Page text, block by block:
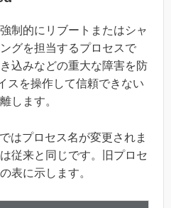
制的にリブートまたはシャ
グを担当するプロセスで
込みなどの重大な障害を防
スを操作して信頼できない
します。
はプロセス名が変更されま
従来と同じです。旧プロセ
表に示します。